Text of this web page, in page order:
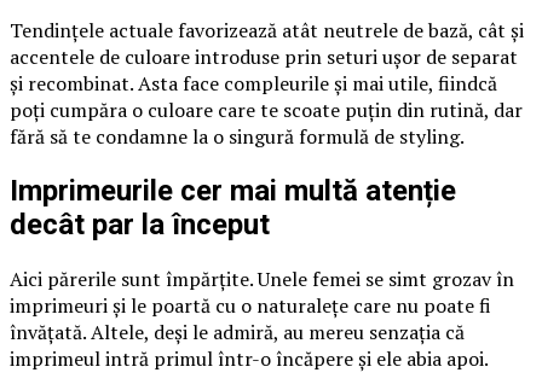
Tendințele actuale favorizează atât neutrele de bază, cât și
accentele de culoare introduse prin seturi ușor de separat
și recombinat. Asta face compleurile și mai utile, fiindcă
poți cumpăra o culoare care te scoate puțin din rutină, dar
fără să te condamne la o singură formulă de styling.
Imprimeurile cer mai multă atenție
decât par la început
Aici părerile sunt împărțite. Unele femei se simt grozav în
imprimeuri și le poartă cu o naturalețe care nu poate fi
învățată. Altele, deși le admiră, au mereu senzația că
imprimeul intră primul într-o încăpere și ele abia apoi.